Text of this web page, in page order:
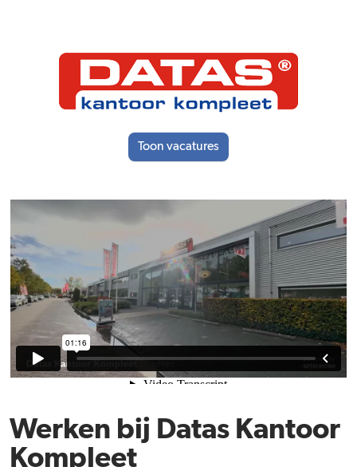
Toon vacatures
Werken bij Datas Kantoor
Kompleet